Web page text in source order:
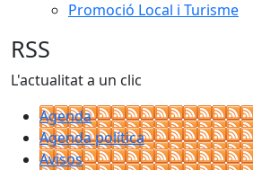
Promoció Local i Turisme
RSS
L'actualitat a un clic
Agenda
Agenda política
Avisos